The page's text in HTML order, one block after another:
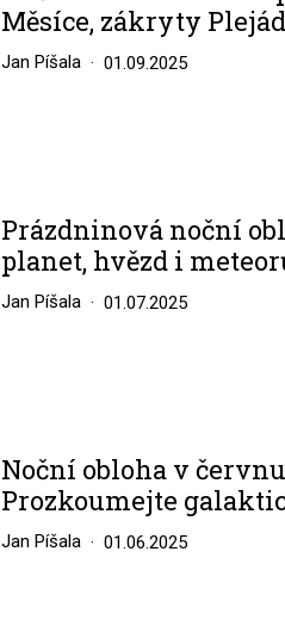
Měsíce, zákryty
Jan Píšala 01.09.2025
Prázdninová noční
planet, hvězd i
Jan Píšala 01.07.2025
Noční obloha v
Prozkoumejte
Jan Píšala 01.06.2025